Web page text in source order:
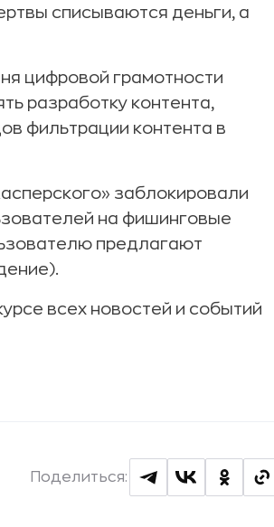
списываются деньги, а
цифровой грамотности
разработку контента,
фильтрации контента в
заблокировали
на фишинговые
предлагают
всех новостей и событий
Поделиться: